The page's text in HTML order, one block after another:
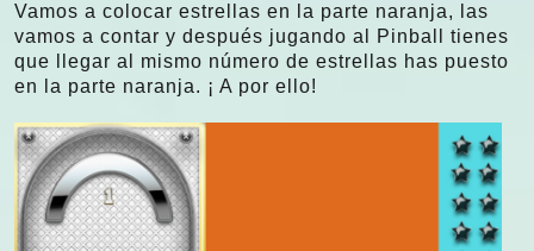
Vamos a colocar estrellas en la parte naranja, las
vamos a contar y después jugando al Pinball tienes
que llegar al mismo número de estrellas has puesto
en la parte naranja. ¡ A por ello!